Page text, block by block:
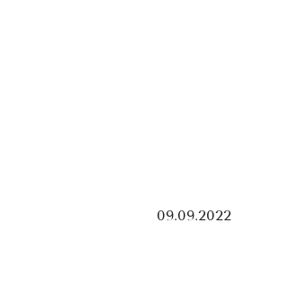
09.09.2022